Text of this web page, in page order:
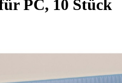
PC, 10 Stück